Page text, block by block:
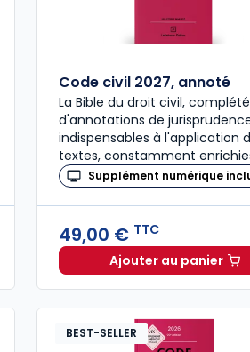
à 209,00 € TTC
Code civil 2027, annoté
La Bible du droit civil,
d'annotations de
indispensables à l'application
textes, constamment
Supplément numérique
49,00 € TTC
Ajouter au panier
Code civil
BEST-SELLER